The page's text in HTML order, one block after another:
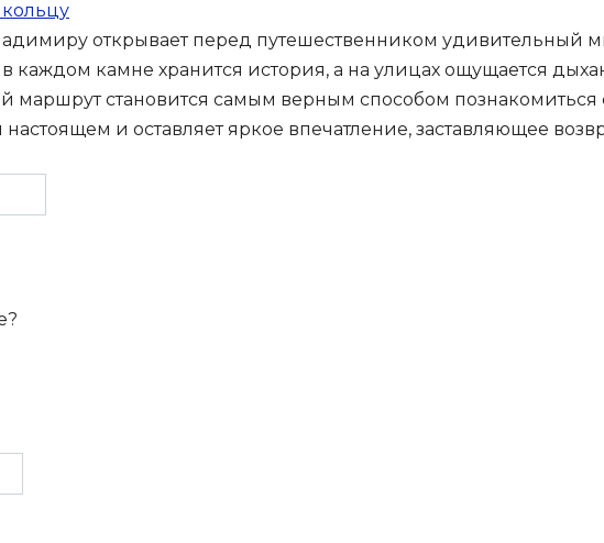
открывает перед путешественником удивительный
каждом камне хранится история, а на улицах ощущается
становится самым верным способом познакомиться
и оставляет яркое впечатление, заставляющее